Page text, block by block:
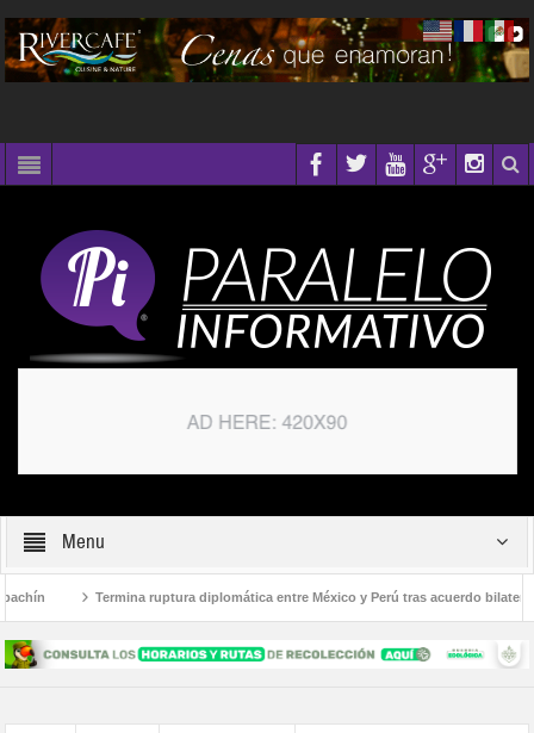
Menu
Termina ruptura diplomática entre México y Perú tras acuerdo bilateral